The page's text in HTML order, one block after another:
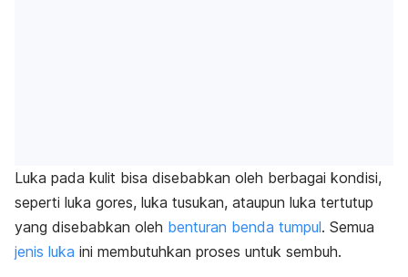
Luka pada kulit bisa disebabkan oleh berbagai kondisi,
seperti luka gores, luka tusukan, ataupun luka tertutup
yang disebabkan oleh benturan benda tumpul. Semua
jenis luka ini membutuhkan proses untuk sembuh.